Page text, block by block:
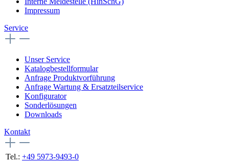
Impressum
Service
Unser Service
Katalogbestellformular
Anfrage Produktvorführung
Anfrage Wartung & Ersatzteilservice
Konfigurator
Sonderlösungen
Downloads
Kontakt
Tel.: +49 5973-9493-0